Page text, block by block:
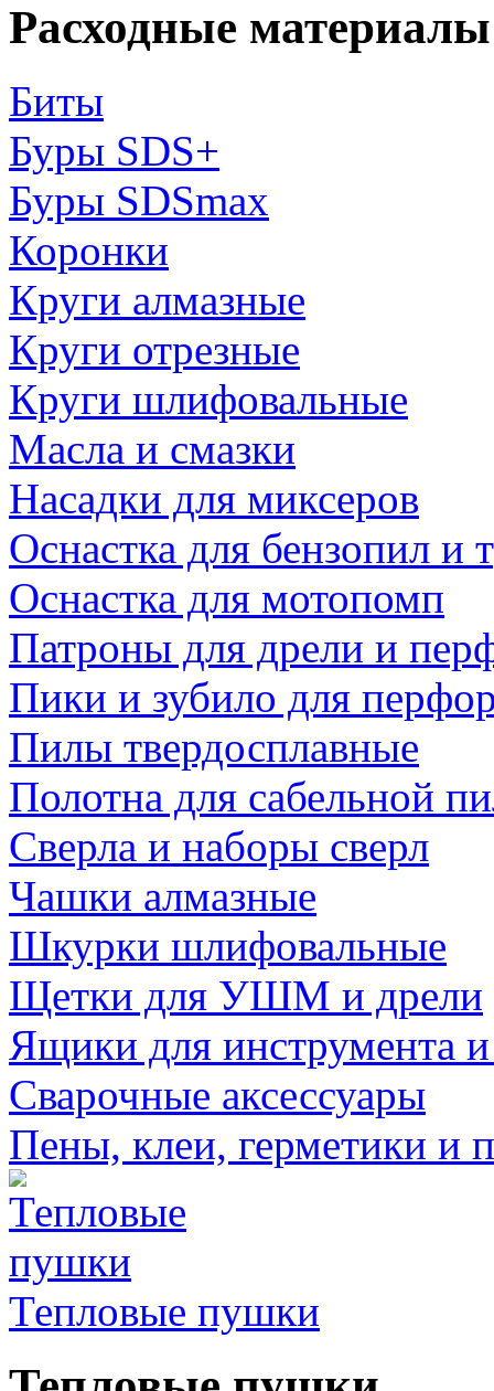
Расходные
Биты
Буры SDS+
Буры SDSmax
Коронки
Круги алмазные
Круги отрезные
Круги шлифовальные
Масла и смазки
Насадки для миксеров
Оснастка для бензопил и
Оснастка для мотопомп
Патроны для дрели и
Пики и зубило для
Пилы твердосплавные
Полотна для сабельной
Сверла и наборы сверл
Чашки алмазные
Шкурки шлифовальные
Щетки для УШМ и дрели
Ящики для инструмента
Сварочные аксессуары
Пены, клеи, герметики и
Тепловые пушки